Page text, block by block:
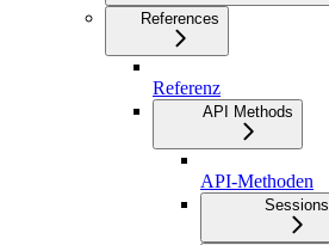
References
Referenz
API Methods
API-Methoden
Sessions